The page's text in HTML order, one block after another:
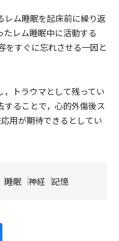
レム睡眠を起床前に繰り返
レム睡眠中に活動する
をすぐに忘れさせる一因と
トラウマとして残ってい
することで，心的外傷後ス
用が期待できるとしてい
睡眠 神経 記憶